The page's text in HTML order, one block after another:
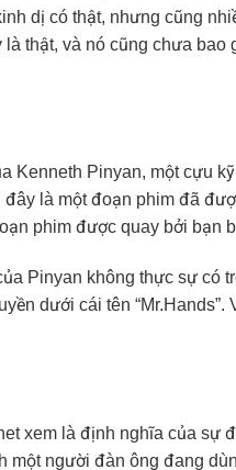
dị có thật, nhưng cũng
thật, và nó cũng chưa bao
Kenneth Pinyan, một cựu
là một đoạn phim đã
phim được quay bởi bạn
Pinyan không thực sự có
dưới cái tên
xem là định nghĩa của sự
một người đàn ông đang